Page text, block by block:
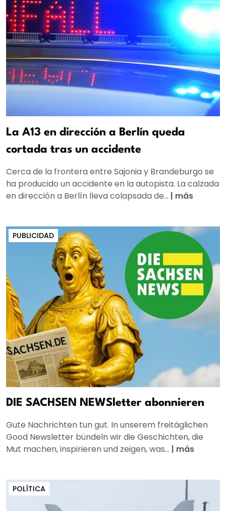
La A13 en dirección a Berlín queda
cortada tras un accidente
Cerca de la frontera entre Sajonia y Brandeburgo se
ha producido un accidente en la autopista. La calzada
en dirección a Berlín lleva colapsada de... | más
PUBLICIDAD
DIE SACHSEN NEWSletter abonnieren
Gute Nachrichten tun gut. In unserem freitäglichen
Good Newsletter bündeln wir die Geschichten, die
Mut machen, inspirieren und zeigen, was... | más
POLÍTICA